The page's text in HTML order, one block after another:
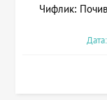
Чифлик: